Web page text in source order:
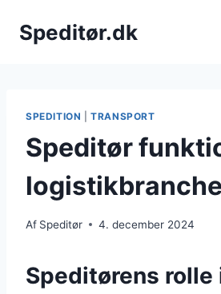
Speditør.dk
SPEDITION |TRANSPORT
Speditør
Af Speditør 4. december 2024
Speditørens rolle